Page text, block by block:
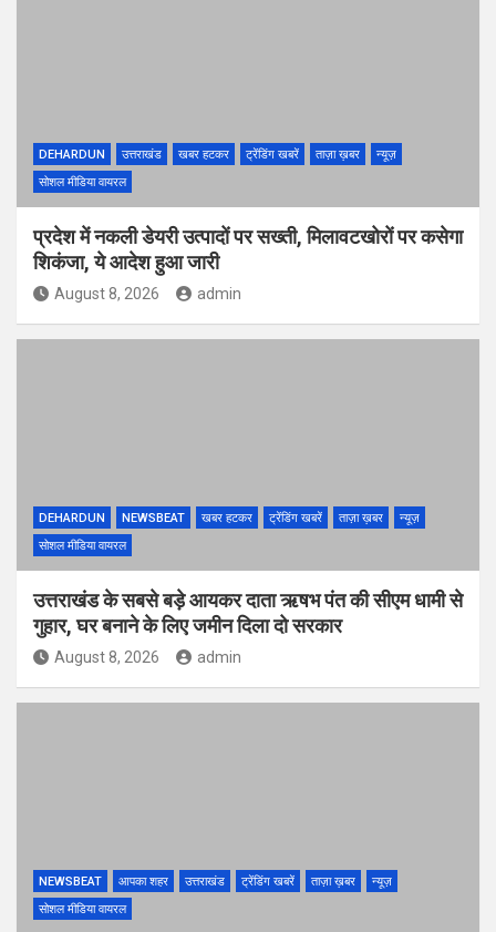
DEHARDUN उत्तराखंड खबर हटकर ट्रेंडिंग खबरें ताज़ा ख़बर
न्यूज़
सोशल मीडिया वायरल
प्रदेश में नकली डेयरी उत्पादों पर सख्ती, मिलावटखोरों पर कसेगा
शिकंजा, ये आदेश हुआ जारी
August 8, 2026 admin
DEHARDUN NEWSBEAT खबर हटकर ट्रेंडिंग खबरें ताज़ा ख़बर
न्यूज़
सोशल मीडिया वायरल
उत्तराखंड के सबसे बड़े आयकर दाता ऋषभ पंत की सीएम धामी से
गुहार, घर बनाने के लिए जमीन दिला दो सरकार
August 8, 2026 admin
NEWSBEAT आपका शहर उत्तराखंड ट्रेंडिंग खबरें ताज़ा ख़बर
न्यूज़
सोशल मीडिया वायरल